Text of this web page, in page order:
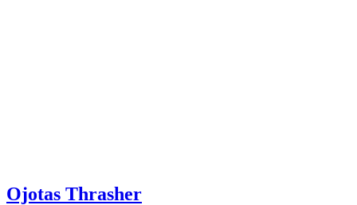
Ojotas Thrasher